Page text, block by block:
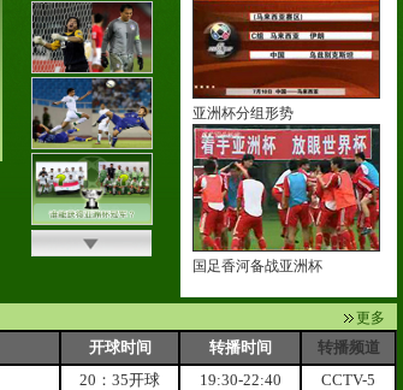
亚洲杯分组形势
国足香河备战亚洲杯
更多
开球时间 转播时间
转播频道
20：35开球 19:30-22:40
CCTV-5